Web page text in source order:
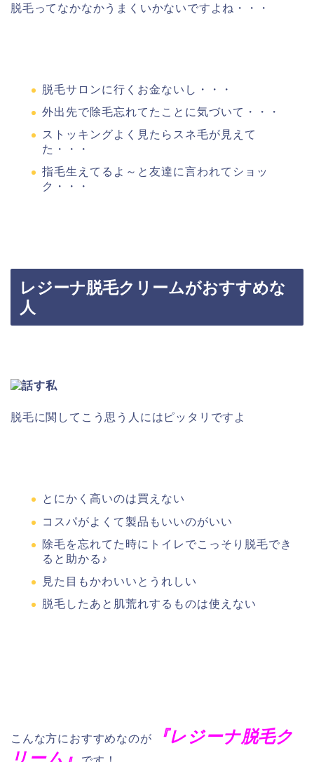
脱毛ってなかなかうまくいかないですよね・・・
脱毛サロンに行くお金ないし・・・
外出先で除毛忘れてたことに気づいて・・・
ストッキングよく見たらスネ毛が見えて
た・・・
指毛生えてるよ～と友達に言われてショッ
ク・・・
レジーナ脱毛クリームがおすすめな
人
脱毛に関してこう思う人にはピッタリですよ
とにかく高いのは買えない
コスパがよくて製品もいいのがいい
除毛を忘れてた時にトイレでこっそり脱毛でき
ると助かる♪
見た目もかわいいとうれしい
脱毛したあと肌荒れするものは使えない
こんな方におすすめなのが
『レジーナ脱毛ク